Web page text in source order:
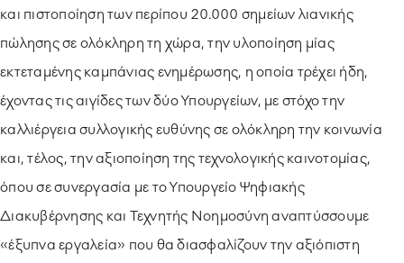
και πιστοποίηση των περίπου 20.000 σημείων λιανικής
πώλησης σε ολόκληρη τη χώρα, την υλοποίηση μίας
εκτεταμένης καμπάνιας ενημέρωσης, η οποία τρέχει ήδη,
έχοντας τις αιγίδες των δύο Υπουργείων, με στόχο την
καλλιέργεια συλλογικής ευθύνης σε ολόκληρη την κοινωνία
και, τέλος, την αξιοποίηση της τεχνολογικής καινοτομίας,
όπου σε συνεργασία με το Υπουργείο Ψηφιακής
Διακυβέρνησης και Τεχνητής Νοημοσύνη αναπτύσσουμε
«έξυπνα εργαλεία» που θα διασφαλίζουν την αξιόπιστη